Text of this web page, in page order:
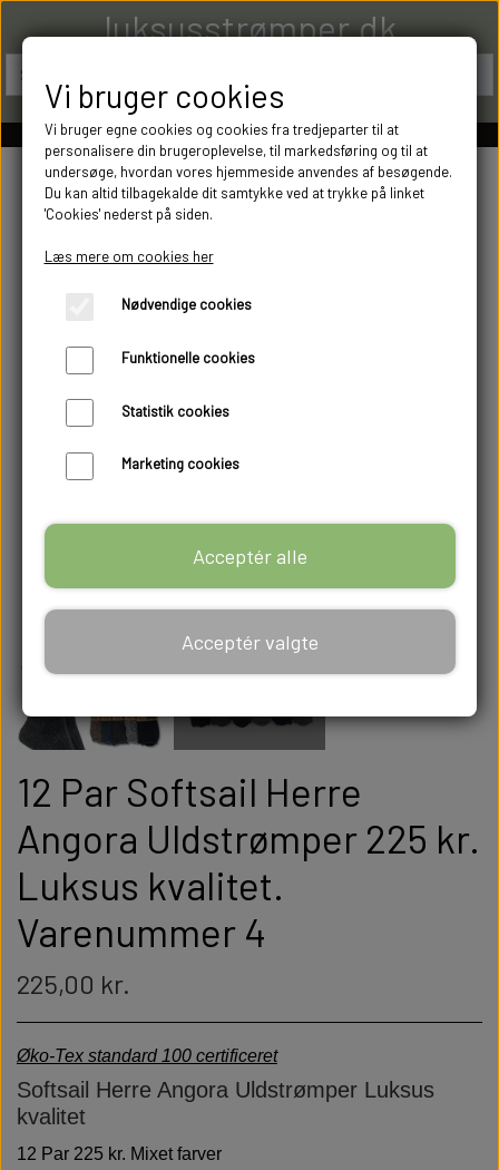
luksusstrømper.dk
12 Par Softsail Herre
Angora Uldstrømper 225 kr.
Luksus kvalitet.
Varenummer 4
225,00 kr.
Øko-Tex standard 100 certificeret
Softsail Herre Angora Uldstrømper Luksus
kvalitet
12 Par 225 kr. Mixet farver
Vi bruger cookies
Vi bruger egne cookies og cookies fra tredjeparter til at
personalisere din brugeroplevelse, til markedsføring og til at
undersøge, hvordan vores hjemmeside anvendes af besøgende.
Du kan altid tilbagekalde dit samtykke ved at trykke på linket
'Cookies' nederst på siden.
Læs mere om cookies her
Nødvendige cookies
Funktionelle cookies
Statistik cookies
Marketing cookies
Acceptér alle
Acceptér valgte